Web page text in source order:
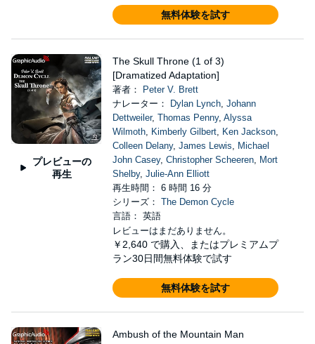
無料体験を試す
プレビューの
再生
The Skull Throne (1 of 3)
[Dramatized Adaptation]
著者：
Peter V. Brett
ナレーター：
Dylan Lynch, Johann
Dettweiler, Thomas Penny, Alyssa
Wilmoth, Kimberly Gilbert, Ken Jackson,
Colleen Delany, James Lewis, Michael
John Casey, Christopher Scheeren, Mort
Shelby, Julie-Ann Elliott
再生時間： 6 時間 16 分
シリーズ： The Demon Cycle
言語： 英語
レビューはまだありません。
￥2,640 で購入、またはプレミアムプ
ラン30日間無料体験で試す
無料体験を試す
Ambush of the Mountain Man